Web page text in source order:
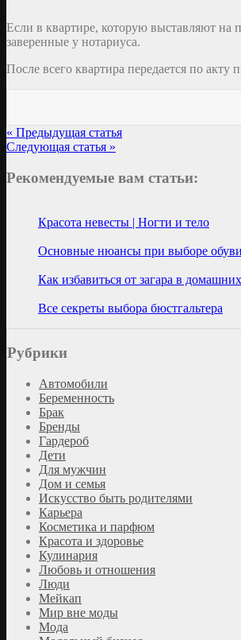
Если в квартире, которую выставляют на
заверенные у нотариуса.
После всего квартира передается по акту
« Предыдущая статья
Следующая статья »
Рекомендуемые вам статьи:
Красота невесты | Ногти и тело
Основные нюансы при выборе обуви
Как избавиться от загара в
Все секреты выбора бюстгальтера
Рубрики
Автомобили
Беременность
Брак
Бренды
Гардероб
Дети
Для мужчин
Дом и семья
Искусство быть родителями
Карьера
Косметика и парфюм
Красота и здоровье
Кулинария
Любовь и отношения
Люди
Мейкап
Мир вне моды
Мода